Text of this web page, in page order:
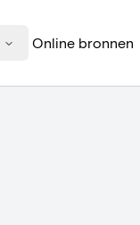
Online bronnen